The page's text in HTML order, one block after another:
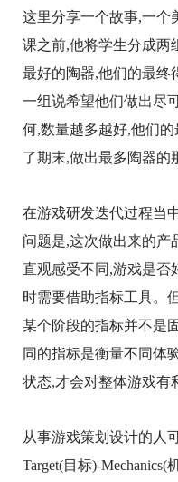
这里分享一个故事,一个
课之前,他将学生分成两
最好的陶器,他们的最终
一组说希望他们做出尽
何,数量越多越好,他们
了期末,做出最多陶器的
在游戏研发迭代过程当
问题是,这次做出来的产
直观感受不同,游戏是否
时需要借助指标工具。
某个阶段的指标并不是
同的指标是衡量不同体
状态,才会对整体游戏有
从事游戏策划设计的人
Target(目标)-